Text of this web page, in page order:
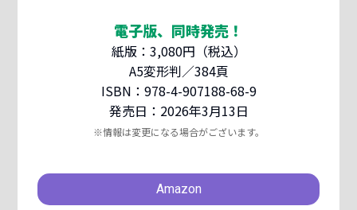
電子版、同時発売！
紙版：3,080円（税込）
A5変形判／384頁
ISBN：978-4-907188-68-9
発売日：2026年3月13日
※情報は変更になる場合がございます。
Amazon